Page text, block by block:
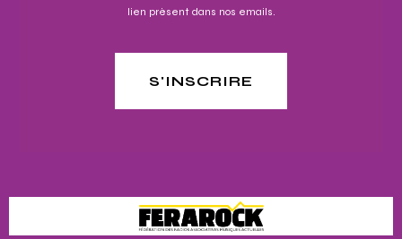
lien présent dans nos emails.
S'INSCRIRE